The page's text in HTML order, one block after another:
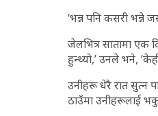
‘भन्न पनि कसरी भन्ने
जेलभित्र सातामा एक
हुन्थ्यो,’ उनले भने,
उनीहरू धेरै रात सुत्न
ठाउँमा उनीहरूलाई